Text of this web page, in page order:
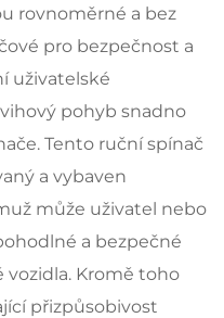
rovnoměrné a bez
pro bezpečnost a
uživatelské
pohyb snadno
Tento ruční spínač
a vybaven
může uživatel nebo
a bezpečné
vozidla. Kromě toho
přizpůsobivost